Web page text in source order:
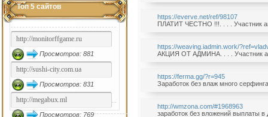
Топ 5 сайтов
Просмотров: 881
Просмотров: 831
Просмотров: 769
https://everve.net/ref/98107
ПЛАТИТ ЧЕСТНО !!!. . . . Участник
https://weaving.iadmin.work/
АКЦИЯ ОТ АДМИНА. . . . Участник
https://ferma.gg/?r=945
Заработок без влаж много
http://wmzona.com/#1968963
заработок без вложений выплаты